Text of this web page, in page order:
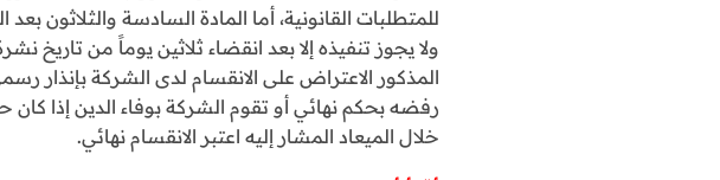
للمتطلبات القانونية، أما المادة السادسة والثلاثون
ولا يجوز تنفيذه إلا بعد انقضاء ثلاثين يوماً من تاريخ
المذكور الاعتراض على الانقسام لدى الشركة بإنذار
رفضه بحكم نهائي أو تقوم الشركة بوفاء الدين إذا كان
خلال الميعاد المشار إليه اعتبر الانقسام نهائي.